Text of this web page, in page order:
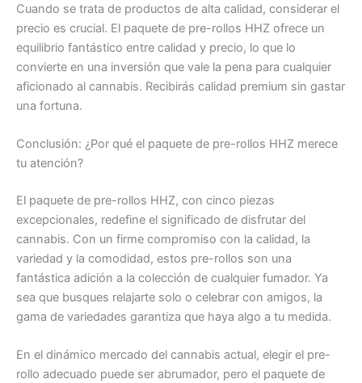
Cuando se trata de productos de alta calidad, considerar el
precio es crucial. El paquete de pre-rollos HHZ ofrece un
equilibrio fantástico entre calidad y precio, lo que lo
convierte en una inversión que vale la pena para cualquier
aficionado al cannabis. Recibirás calidad premium sin gastar
una fortuna.
Conclusión: ¿Por qué el paquete de pre-rollos HHZ merece
tu atención?
El paquete de pre-rollos HHZ, con cinco piezas
excepcionales, redefine el significado de disfrutar del
cannabis. Con un firme compromiso con la calidad, la
variedad y la comodidad, estos pre-rollos son una
fantástica adición a la colección de cualquier fumador. Ya
sea que busques relajarte solo o celebrar con amigos, la
gama de variedades garantiza que haya algo a tu medida.
En el dinámico mercado del cannabis actual, elegir el pre-
rollo adecuado puede ser abrumador, pero el paquete de